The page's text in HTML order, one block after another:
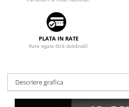
PLATA IN RATE
Rate egale fără dobândă!
Descriere grafica